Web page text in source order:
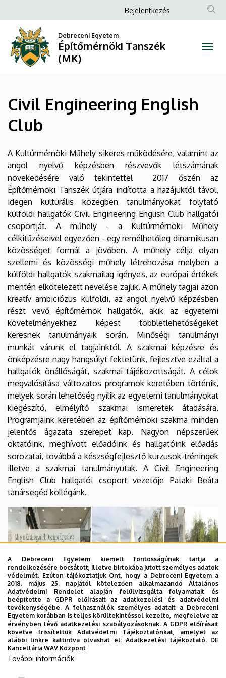
Engineering
English
Club
Építőmérnöki
Tanszék
(MK)
a
tartalomra
Anonim
menüje
Bejelentkezés
Debreceni Egyetem
Építőmérnöki Tanszék
(MK)
Civil Engineering English
Club
A Kultúrmérnöki Műhely sikeres működésére, valamint az
angol nyelvű képzésben részvevők létszámának
növekedésére való tekintettel 2017 őszén az
Építőmérnöki Tanszék útjára indította a hazájuktól távol,
idegen kulturális közegben tanulmányokat folytató
külföldi hallgatók Civil Engineering English Club hallgatói
csoportját. A műhely - a Kultúrmérnöki Műhely
célkitűzéseivel egyezően - egy remélhetőleg dinamikusan
közösséget formál a jövőben. A műhely célja olyan
szellemi és közösségi műhely létrehozása melyben a
külföldi hallgatók szakmailag igényes, az európai értékek
mentén elkötelezett nevelése zajlik. A műhely tagjai azon
kreatív ambiciózus külföldi, az angol nyelvű képzésben
részt vevő építőmérnök hallgatók, akik az egyetemi
követelményekhez képest többletlehetőségeket
keresnek tanulmányaik során. Minőségi tanulmányi
munkát várunk el tagjainktól. A szakmai képzésre és
önképzésre nagy hangsúlyt fektetünk, fejlesztve ezáltal a
hallgatók önállóságát, szakmai tájékozottságát. A célok
megvalósítása változatos programok keretében történik,
melyek során lehetőség nyílik az egyetemi tanulmányokat
kiegészítő, elmélyítő szakmai ismeretek átadására.
Programjaink keretében az építőmérnöki szakma minden
jelentős ágazata szerepet kap. Nagyon népszerűek
oktatóink, meghívott előadóink és hallgatóink előadás
sorozatai, továbbá a készségfejlesztő kurzusok-tréningek
illetve a szakmai tanulmányutak. A Civil Engineering
English Club hallgatói csoport vezetője Pataki Beáta
tanársegéd kollégánk.
A Debreceni Egyetem kiemelt fontosságúnak tartja a
rendelkezésére bocsátott, illetve birtokába jutott személyes adatok
védelmét. Ezúton tájékoztatjuk Önt, hogy a Debreceni Egyetem a
2018. május 25. napjától kötelezően alkalmazandó Általános
Adatvédelmi Rendelet alapján felülvizsgálta folyamatait és
beépítette a GDPR előírásait az adatkezelési és adatvédelmi
tevékenységébe. A felhasználók személyes adatait a Debreceni
Egyetem korábban is teljes körültekintéssel kezelte, megfelelve az
érvényben lévő adatkezelési szabályozásoknak. A GDPR előírásait
követve frissítettük Adatvédelmi Tájékoztatónkat, amelyet az
alábbi linkre kattintva olvashat el:Adatkezelési tájékoztató. DE
Kancellária WAV Központ
További információk